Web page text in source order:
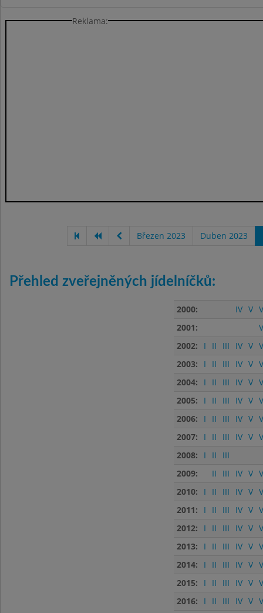
Reklama:
Březen 2023 Duben 2023
Přehled zveřejněných jídelníčků:
2000: IV V
2001:
2002:
I II III IV V
2003:
I II III IV V
2004:
I II III IV V
2005:
I II III IV V
2006:
I II III IV V
2007:
I II III IV V
2008:
I II
III
2009:
II III IV V
2010:
I II III IV V
2011:
I II III IV V
2012:
I II III IV V
2013:
I II III IV V
2014:
I II III IV V
2015:
I II III IV V
2016:
I II III IV V